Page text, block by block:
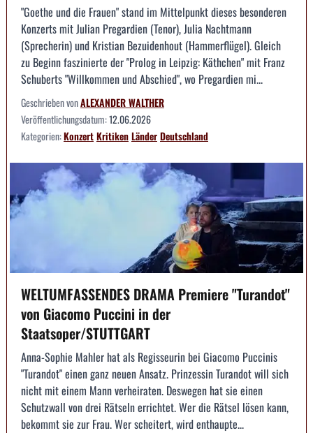
"Goethe und die Frauen" stand im Mittelpunkt dieses besonderen
Konzerts mit Julian Pregardien (Tenor), Julia Nachtmann
(Sprecherin) und Kristian Bezuidenhout (Hammerflügel). Gleich
zu Beginn faszinierte der "Prolog in Leipzig: Käthchen" mit Franz
Schuberts "Willkommen und Abschied", wo Pregardien mi...
Geschrieben vonALEXANDER WALTHER
Veröffentlichungsdatum:12.06.2026
Kategorien:KonzertKritikenLänderDeutschland
WELTUMFASSENDES DRAMA Premiere "Turandot"
von Giacomo Puccini in der
Staatsoper/STUTTGART
Anna-Sophie Mahler hat als Regisseurin bei Giacomo Puccinis
"Turandot" einen ganz neuen Ansatz. Prinzessin Turandot will sich
nicht mit einem Mann verheiraten. Deswegen hat sie einen
Schutzwall von drei Rätseln errichtet. Wer die Rätsel lösen kann,
bekommt sie zur Frau. Wer scheitert, wird enthaupte...